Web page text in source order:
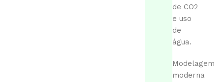
de CO2
e uso
de
água.
Modelagem
moderna